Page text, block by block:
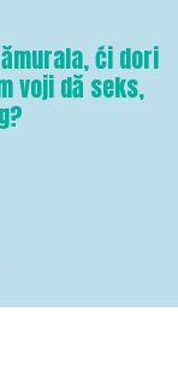
ći dori
voji dă seks,